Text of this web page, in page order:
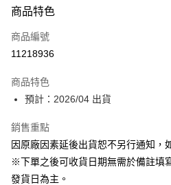
信用卡一次付款
Apple Pay
相關說明
【大哥付你分期使用說明】
2.付款方式選擇「大哥付你分期」，訂單
流程，驗證手機門號後，選擇欲分期的期
成交易。
3.實際核准額度、可分期數及費用金額請
4.訂單成立30分鐘內，如未前往確認交易
運送方式
預購-付款後全家取貨(舊)
商品特色
商品編號
11218936
商品特色
預計：2026/04 出貨
銷售重點
因原廠因素延後出貨恕不另行通知，
※下單之後可收貨日期無需於備註填
發貨日為主。